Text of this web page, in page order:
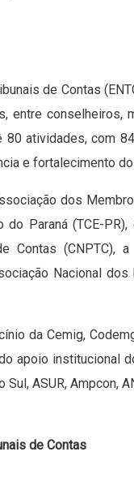
de Contas
entre
80 atividades, com
e fortalecimento
dos
do Paraná (TCE-
Contas (CNPTC),
Nacional
da Cemig,
apoio institucional
ASUR, Ampcon,
de Contas